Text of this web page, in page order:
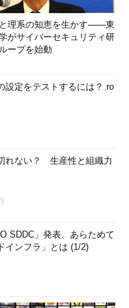
ステム・ポリシーの適用
スト・コンピュータやユ
と、複数のポリシーが最
分からない。
シーのチェック・ボック
戻るかのようにも思える
ある。以前設定したポリ
はない。従って多くの場
。そのため、同じポリシ
しくなる。
ーの適用をすると、その
理系の知恵を生かす――東
がサイバーセキュリティ研
ープを始動
設定をテストするには？ ro
れない？ 生産性と組織力
)
SDDC」発表、あらためて
インフラ」とは (1/2)